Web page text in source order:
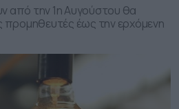
από την 1η Αυγούστου θα
έως την ερχόμενη